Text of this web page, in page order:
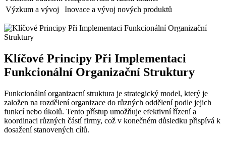
Výzkum a vývoj
Inovace a vývoj nových produktů
Klíčové Principy Při Implementaci
Funkcionální Organizační Struktury
Funkcionální organizacní struktura je strategický model, který je
založen na rozdělení organizace do různých oddělení podle jejich
funkcí nebo úkolů. Tento přístup umožňuje efektivní řízení a
koordinaci různých částí firmy, což v konečném důsledku přispívá k
dosažení stanovených cílů.